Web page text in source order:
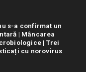
s-a confirmat un
| Mâncarea
| Trei
cu norovirus